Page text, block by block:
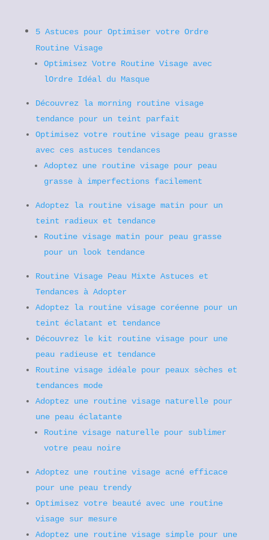
5 Astuces pour Optimiser votre Ordre
Routine Visage
Optimisez Votre Routine Visage avec
lOrdre Idéal du Masque
Découvrez la morning routine visage
tendance pour un teint parfait
Optimisez votre routine visage peau grasse
avec ces astuces tendances
Adoptez une routine visage pour peau
grasse à imperfections facilement
Adoptez la routine visage matin pour un
teint radieux et tendance
Routine visage matin pour peau grasse
pour un look tendance
Routine Visage Peau Mixte Astuces et
Tendances à Adopter
Adoptez la routine visage coréenne pour un
teint éclatant et tendance
Découvrez le kit routine visage pour une
peau radieuse et tendance
Routine visage idéale pour peaux sèches et
tendances mode
Adoptez une routine visage naturelle pour
une peau éclatante
Routine visage naturelle pour sublimer
votre peau noire
Adoptez une routine visage acné efficace
pour une peau trendy
Optimisez votre beauté avec une routine
visage sur mesure
Adoptez une routine visage simple pour une